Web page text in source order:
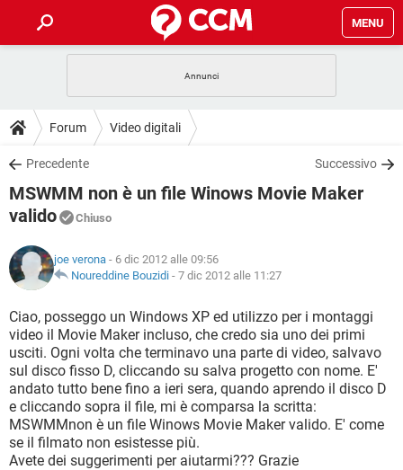
MENU
INTRATTENIMENTO
iOS
INSTAGRAM WHATSAPP
TIKTOK
HARDWARE
GUIDE
COVID-19
iOS
TIKTOK FACEBOOK
DOWNLOAD
COVID-19 GAMING
INTRATTENIMENTO
iOS WINDOWS 10
INSTAGRAM
TIKTOK FACEBOOK
HARDWARE
FORUM
INTRATTENIMENTO ANDROID
INSTAGRAM WHATSAPP
TIKTOK FACEBOOK
HARDWARE
GLOSSARIO
COVID-19
INTRATTENIMENTO ANDROID
iOS WINDOWS 10
INSTAGRAM WHATSAPP
TIKTOK FACEBOOK
HARDWARE
Forum Video digitali
Precedente Successivo
MSWMM non è un file Winows Movie Maker
valido
Chiuso
joe verona - 6 dic 2012 alle 09:56
Noureddine Bouzidi - 7 dic 2012 alle 11:27
Ciao, posseggo un Windows XP ed utilizzo per i montaggi
video il Movie Maker incluso, che credo sia uno dei primi
usciti. Ogni volta che terminavo una parte di video, salvavo
sul disco fisso D, cliccando su salva progetto con nome. E'
andato tutto bene fino a ieri sera, quando aprendo il disco D
e cliccando sopra il file, mi è comparsa la scritta:
MSWMMnon è un file Winows Movie Maker valido. E' come
se il filmato non esistesse più.
Avete dei suggerimenti per aiutarmi??? Grazie